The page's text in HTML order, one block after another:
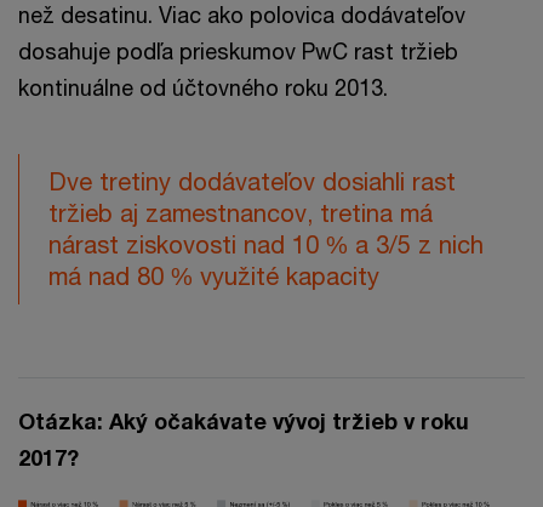
než desatinu. Viac ako polovica dodávateľov
dosahuje podľa prieskumov PwC rast tržieb
kontinuálne od účtovného roku 2013.
Dve tretiny dodávateľov dosiahli rast
tržieb aj zamestnancov, tretina má
nárast ziskovosti nad 10 % a 3/5 z nich
má nad 80 % využité kapacity
Otázka: Aký očakávate vývoj tržieb v roku
2017?